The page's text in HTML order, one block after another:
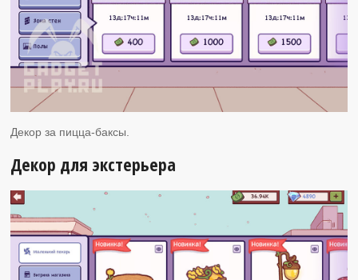
Декор за пицца-баксы.
Декор для экстерьера